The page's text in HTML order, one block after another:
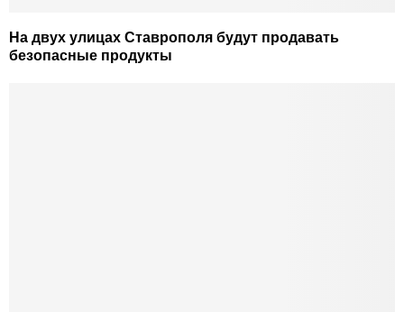
На двух улицах Ставрополя будут продавать
безопасные продукты